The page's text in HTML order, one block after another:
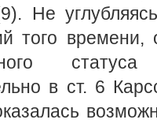
Не
того
в ст. 6